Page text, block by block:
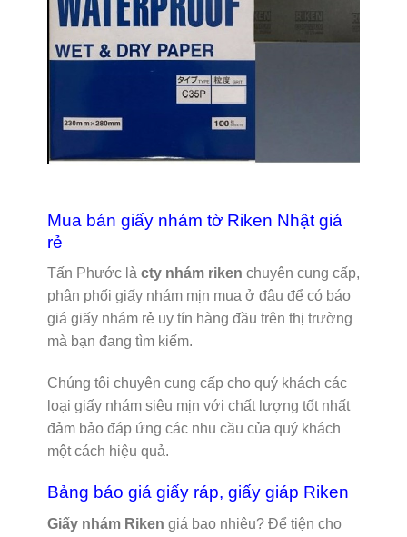
Mua bán giấy nhám tờ Riken Nhật giá
rẻ
Tấn Phước là cty nhám riken chuyên cung cấp,
phân phối giấy nhám mịn mua ở đâu để có báo
giá giấy nhám rẻ uy tín hàng đầu trên thị trường
mà bạn đang tìm kiếm.
Chúng tôi chuyên cung cấp cho quý khách các
loại giấy nhám siêu mịn với chất lượng tốt nhất
đảm bảo đáp ứng các nhu cầu của quý khách
một cách hiệu quả.
Bảng báo giá giấy ráp, giấy giáp Riken
Giấy nhám Riken giá bao nhiêu? Để tiện cho